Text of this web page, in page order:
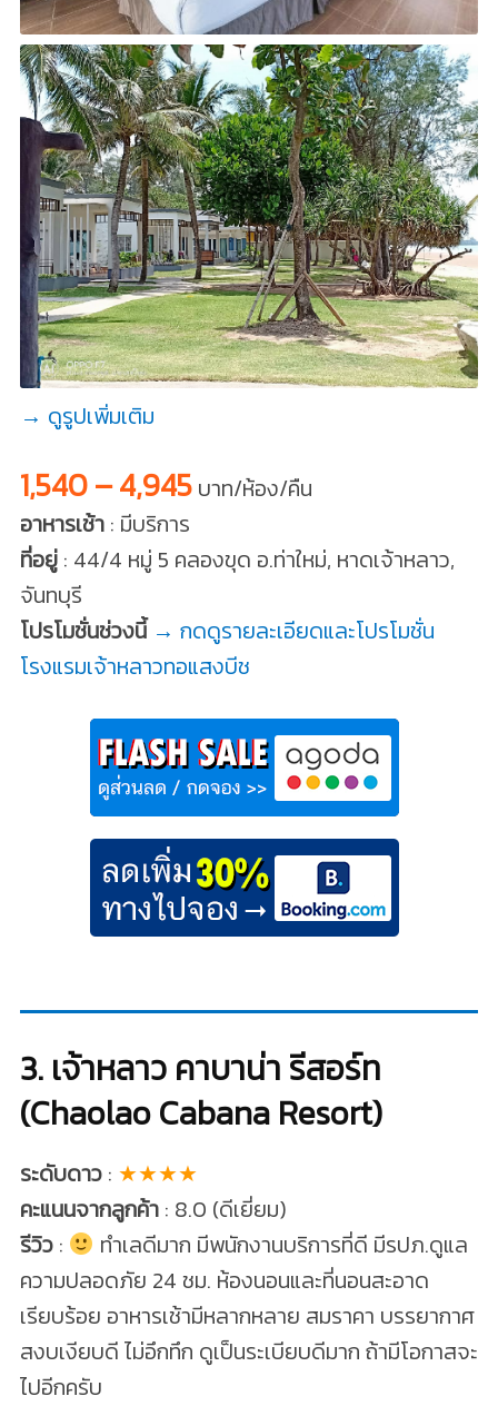
→ ดูรูปเพิ่มเติม
1,540 – 4,945บาท/ห้อง/คืน
อาหารเช้า: มีบริการ
ที่อยู่: 44/4 หมู่ 5 คลองขุด อ.ท่าใหม่, หาดเจ้าหลาว,
จันทบุรี
โปรโมชั่นช่วงนี้ → กดดูรายละเอียดและโปรโมชั่น
โรงแรมเจ้าหลาวทอแสงบีช
3. เจ้าหลาว คาบาน่า รีสอร์ท
(Chaolao Cabana Resort)
ระดับดาว: ★★★★
คะแนนจากลูกค้า: 8.0 (ดีเยี่ยม)
รีวิว:
ทำเลดีมาก มีพนักงานบริการที่ดี มีรปภ.ดูแล
ความปลอดภัย 24 ชม. ห้องนอนและที่นอนสะอาด
เรียบร้อย อาหารเช้ามีหลากหลาย สมราคา บรรยากาศ
สงบเงียบดี ไม่อึกทึก ดูเป็นระเบียบดีมาก ถ้ามีโอกาสจะ
ไปอีกครับ